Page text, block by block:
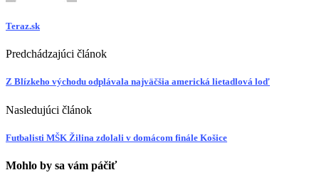
Teraz.sk
Predchádzajúci článok
Z Blízkeho východu odplávala najväčšia americká lietadlová loď
Nasledujúci článok
Futbalisti MŠK Žilina zdolali v domácom finále Košice
Mohlo by sa vám páčiť